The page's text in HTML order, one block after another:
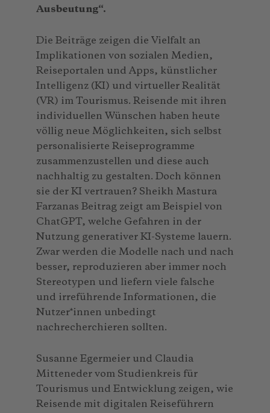
Ausbeutung“.
Die Beiträge zeigen die Vielfalt an
Implikationen von sozialen Medien,
Reiseportalen und Apps, künstlicher
Intelligenz (KI) und virtueller Realität
(VR) im Tourismus. Reisende mit ihren
individuellen Wünschen haben heute
völlig neue Möglichkeiten, sich selbst
personalisierte Reiseprogramme
zusammenzustellen und diese auch
nachhaltig zu gestalten. Doch können
sie der KI vertrauen? Sheikh Mastura
Farzanas Beitrag zeigt am Beispiel von
ChatGPT, welche Gefahren in der
Nutzung generativer KI-Systeme lauern.
Zwar werden die Modelle nach und nach
besser, reproduzieren aber immer noch
Stereotypen und liefern viele falsche
und irreführende Informationen, die
Nutzer*innen unbedingt
nachrecherchieren sollten.
Susanne Egermeier und Claudia
Mitteneder vom Studienkreis für
Tourismus und Entwicklung zeigen, wie
Reisende mit digitalen Reiseführern